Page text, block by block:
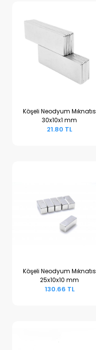
Sepete Ekle
Köşeli Neodyum Mıknatıs
30x10x1 mm
21.80 TL
Sepete Ekle
Köşeli Neodyum Mıknatıs
25x10x10 mm
130.66 TL